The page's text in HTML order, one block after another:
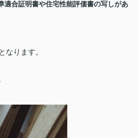
適合証明書や住宅性能評価書の写しがあ
なります。